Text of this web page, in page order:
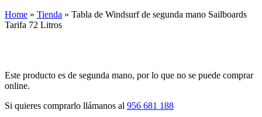
Home » Tienda » Tabla de Windsurf de segunda mano Sailboards
Tarifa 72 Litros
Este producto es de segunda mano, por lo que no se puede comprar
online.
Si quieres comprarlo llámanos al 956 681 188